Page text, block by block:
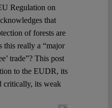
Regulation on
that
of forests are
this really a “major
trade”? This post
to the EUDR, its
critically, its weak